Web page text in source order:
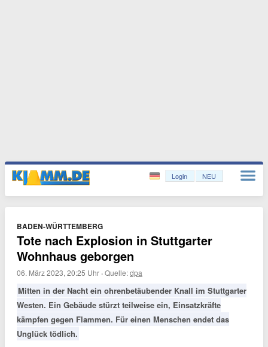
Login NEU
BADEN-WÜRTTEMBERG
Tote nach Explosion in Stuttgarter
Wohnhaus geborgen
06. März 2023, 20:25 Uhr ·Quelle:dpa
Mitten in der Nacht ein ohrenbetäubender Knall im Stuttgarter
Westen. Ein Gebäude stürzt teilweise ein, Einsatzkräfte
kämpfen gegen Flammen. Für einen Menschen endet das
Unglück tödlich.